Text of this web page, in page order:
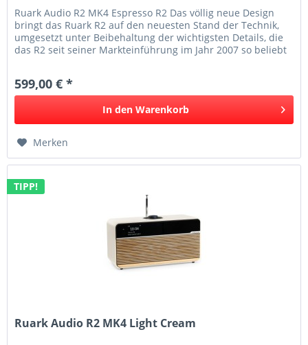
Ruark Audio R2 MK4 Espresso R2 Das völlig neue Design
bringt das Ruark R2 auf den neuesten Stand der Technik,
umgesetzt unter Beibehaltung der wichtigsten Details, die
das R2 seit seiner Markteinführung im Jahr 2007 so beliebt
599,00 € *
In den Warenkorb
Merken
TIPP!
Ruark Audio R2 MK4 Light Cream